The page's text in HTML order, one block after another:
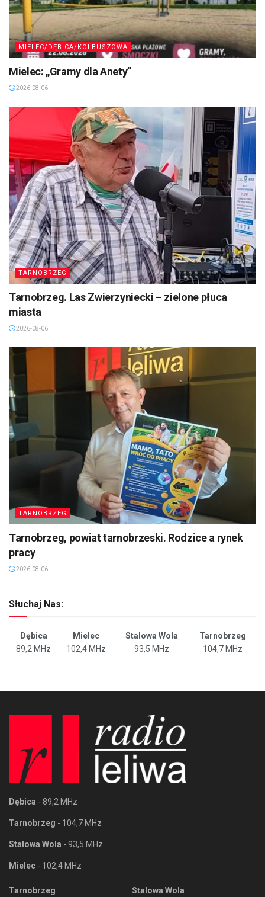
MIELEC/DĘBICA/KOLBUSZOWA
Mielec: „Gramy dla Anety”
2026-08-06
TARNOBRZEG
Tarnobrzeg. Las Zwierzyniecki – zielone płuca
miasta
2026-08-06
TARNOBRZEG
Tarnobrzeg, powiat tarnobrzeski. Rodzice a rynek
pracy
2026-08-06
Słuchaj Nas:
Dębica Mielec Stalowa Wola
Tarnobrzeg
89,2 MHz
102,4 MHz 93,5 MHz 104,7 MHz
Dębica - 89,2 MHz
Tarnobrzeg - 104,7 MHz
Stalowa Wola - 93,5 MHz
Mielec - 102,4 MHz
Tarnobrzeg Stalowa Wola